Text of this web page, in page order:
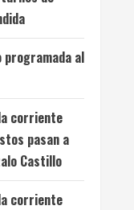
al
corriente
pasan a
Castillo
corriente